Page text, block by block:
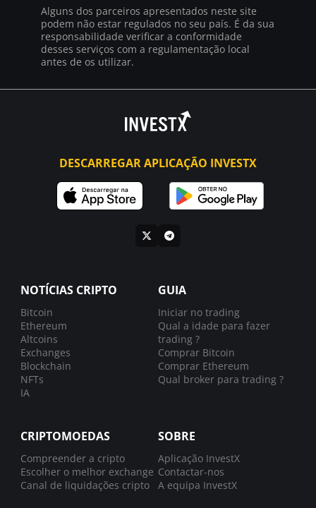
Alguns dos parceiros apresentados neste site
podem não estar regulados no seu país. É da sua
responsabilidade verificar a conformidade
desses serviços com a regulamentação local
antes de os utilizar.
DESCARREGAR APLICAÇÃO INVESTX
NOTÍCIAS CRIPTO
Bitcoin
Ethereum
Altcoins
Exchanges
Blockchain
NFTs
IA
GUIA
Iniciar no trading
Qual a idade para fazer
trading ?
Comprar Bitcoin
Comprar Ethereum
Qual broker para trading ?
CRIPTOMOEDAS
Compreender a cripto
Escolher o melhor exchange
Canal de liquidações cripto
SOBRE
Aplicação InvestX
Contactar-nos
A equipa InvestX